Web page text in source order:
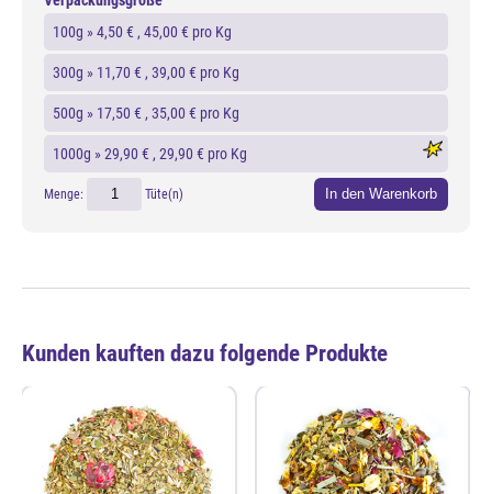
100g »4,50 € , 45,00 € pro Kg
300g » 11,70 € , 39,00 € pro Kg
500g » 17,50 € , 35,00 € pro Kg
1000g »29,90 € , 29,90 € pro Kg
Menge: Tüte(n) In den Warenkorb
Kunden kauften dazu folgende Produkte